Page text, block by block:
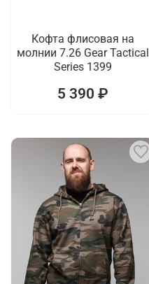
Кофта флисовая на
молнии 7.26 Gear Tactical
Series 1399
5 390 ₽